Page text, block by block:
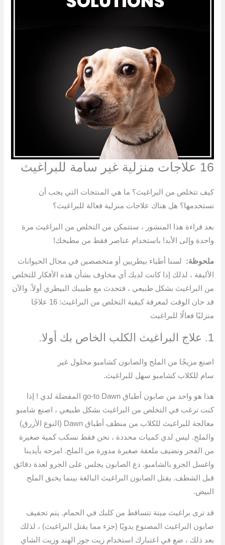
16 علاجات منزلية غير سامة للبراغيث
كيف تتخلص من البراغيث؟ ما هي المنتجات التي يجب أن
تستخدمها؟ هل هناك علاجات منزلية فعالة للبراغيث؟
بعد قراءة هذا المنشور ، ستتمكن من التخلص من البراغيث مرة
واحدة وإلى الأبد! باستخدام عناصر فقط من مطبخك!
ملحوظة:
لسنا أطباء بيطريين أو متخصصين في مجال الحيوانات
الأليفة ، لذلك إذا كانت لديك أي مخاوف بشأن هذه الأفكار للتخلص
من البراغيث بشكل طبيعي ، فتحدث مع طبيبك البيطري أولاً. والآن
قد حان الوقت لمعرفة كيفية التخلص من البراغيث: 16 علاجًا
منزليًا فعالًا للبراغيث
1. علاج البراغيث الكلب الخاص بك أولا.
اصنع مزيجًا من الملح والصابون كشامبو محلول غير
سام للكلاب كشامبو سهل للبراغيث.
هذا هو واحد من صابون أطباق go-to Dawn المفضلة لدي ! إذا
كنت ترغب في التخلص من البراغيث بشكل طبيعي ، اصنع شامبو
معالجة للبراغيث للكلاب من منظف أطباق Dawn (النوع الأزرق)
والملح. ليس لدي كميات محددة ، نحن فقط نسكب كمية صغيرة
من الفجر ونضيف ملعقة صغيرة مدورة من الملح. امزجه بأيدينا
واغسل الجرو بالشامبو. دع الصابون يجلس على الجرو لعدة دقائق
قبل الشطف. يقتل الصابون البراغيث البالغة بينما يخنق الملح
البيض.
قد ترى براغيث ميتة تتساقط من كلبك في الحمام. يتم تجفيف
صابون البراغيث المصنوع يدويًا (جزء مما يقتل البراغيث) ، لذلك
بعد ذلك ، ضع في اعتبارك استخدام زيت جوز الهند وزيت الشاي